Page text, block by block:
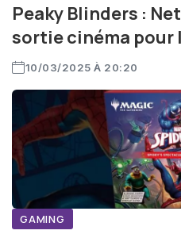
Peaky Blinders :
sortie cinéma pour
10/03/2025 À 20:20
GAMING